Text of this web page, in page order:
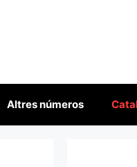
Altres números